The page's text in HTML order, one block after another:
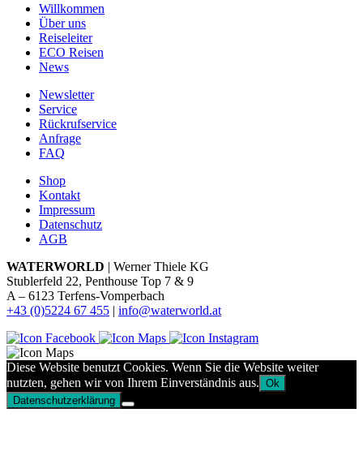
Willkommen
Über uns
Reiseleiter
ECO Reisen
News
Newsletter
Service
Rückrufservice
Anfrage
FAQ
Shop
Kontakt
Impressum
Datenschutz
AGB
WATERWORLD | Werner Thiele KG
Stublerfeld 22, Penthouse Top 7 & 9
A – 6123 Terfens-Vomperbach
+43 (0)5224 67 455 | info@waterworld.at
Diese Website benutzt Cookies. Wenn Sie die Website weiter
nutzten, gehen wir von Ihrem Einverständnis aus. Ok
Datenschutzerklärung